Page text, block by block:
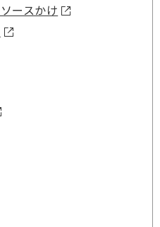
ースかけ